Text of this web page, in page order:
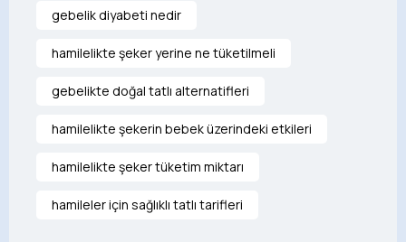
gebelik diyabeti nedir
hamilelikte şeker yerine ne tüketilmeli
gebelikte doğal tatlı alternatifleri
hamilelikte şekerin bebek üzerindeki etkileri
hamilelikte şeker tüketim miktarı
hamileler için sağlıklı tatlı tarifleri